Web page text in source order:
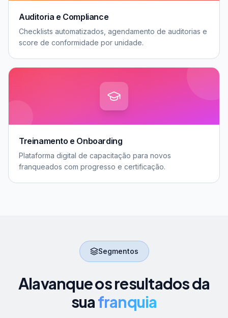
Auditoria e Compliance
Checklists automatizados, agendamento de auditorias e
score de conformidade por unidade.
Treinamento e Onboarding
Plataforma digital de capacitação para novos
franqueados com progresso e certificação.
Segmentos
Alavanque os resultados da
suafranquia